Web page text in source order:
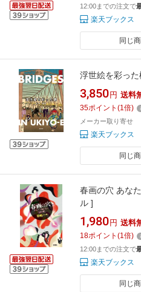
12:00までの注文で
楽天ブックス
同じ
浮世絵を彩っ
3,850 円 送料
35ポイント (1倍)
メーカー取り寄せ
楽天ブックス
同じ
春画の穴 あな
ル ]
1,980 円 送料
18ポイント (1倍)
12:00までの注文で
楽天ブックス
同じ